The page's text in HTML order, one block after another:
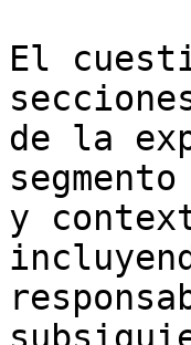
El
de la
y